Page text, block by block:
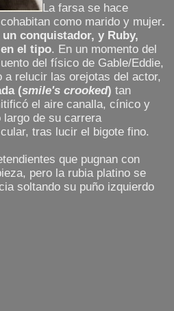
La farsa se hace
como marido y mujer.
conquistador, y Ruby,
el tipo. En un momento del
del físico de Gable/Eddie,
a relucir las orejotas del actor,
(smile's crooked) tan
el aire canalla, cínico y
de su carrera
tras lucir el bigote fino.
que pugnan con
pero la rubia platino se
soltando su puño izquierdo